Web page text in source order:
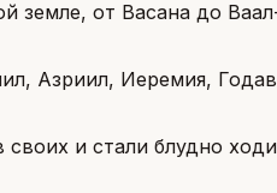
земле, от Васана до
Азриил, Иеремия,
и стали блудно